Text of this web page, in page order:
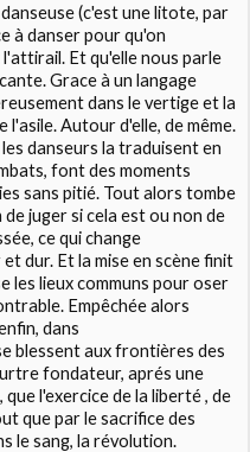
(c'est une litote, par
à danser pour qu'on
Et qu'elle nous parle
Grace à un langage
dans le vertige et la
l'asile. Autour d'elle, de même.
danseurs la traduisent en
font des moments
sans pitié. Tout alors tombe
juger si cela est ou non de
ce qui change
dur. Et la mise en scène finit
les lieux communs pour oser
Empêchée alors
dans
blessent aux frontières des
fondateur, aprés une
l'exercice de la liberté , de
que par le sacrifice des
le sang, la révolution.